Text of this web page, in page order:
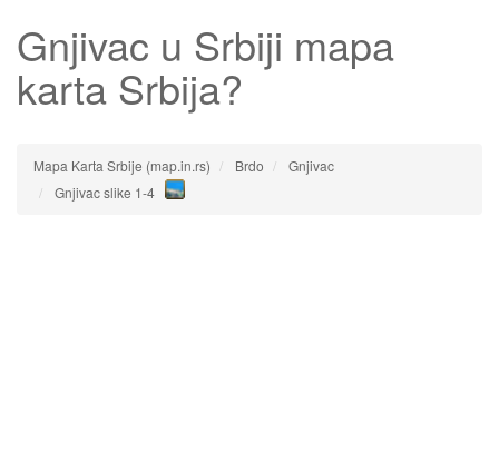
Gnjivac u Srbiji mapa
karta Srbija?
Mapa Karta Srbije (map.in.rs) Brdo
Gnjivac
Gnjivac slike 1-4